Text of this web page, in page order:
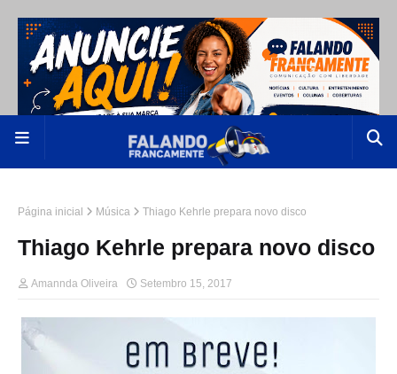
Página inicial Música Thiago Kehrle prepara novo disco
Thiago Kehrle prepara novo disco
Amannda Oliveira Setembro 15, 2017